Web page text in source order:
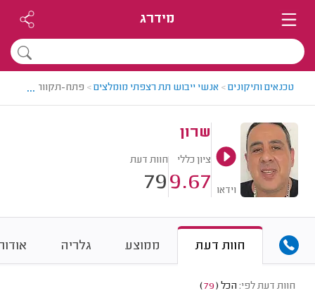
מידרג
טכנאים ותיקונים> אנשי ייבוש תת רצפתי מומלצים> פתח-תקווה - גבעת
...
וידאו
שרון
ציון כללי
9.67
חוות דעת
79
חוות דעת ממוצע גלריה
חוות דעת לפי: הכל (
79
)